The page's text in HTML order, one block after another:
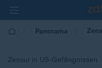
Panorama
Zensur in US-Gefängnissen